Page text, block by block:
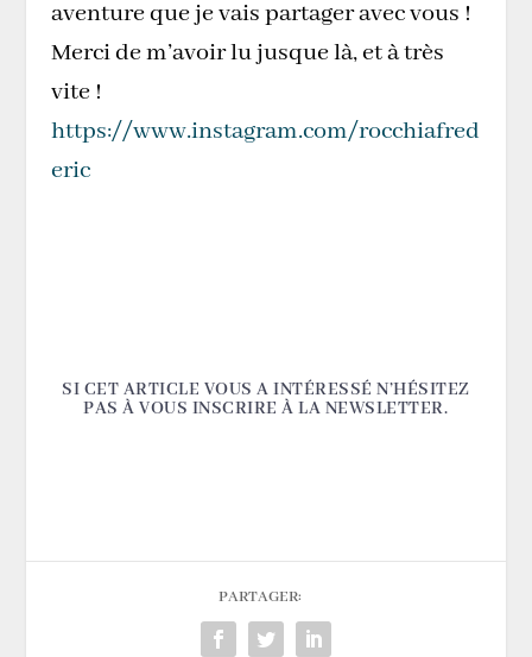
aventure que je vais partager avec vous !
Merci de m’avoir lu jusque là, et à très
vite !
https://www.instagram.com/rocchiafred
eric
SI CET ARTICLE VOUS A INTÉRESSÉ N’HÉSITEZ
PAS À VOUS INSCRIRE À LA NEWSLETTER.
PARTAGER: